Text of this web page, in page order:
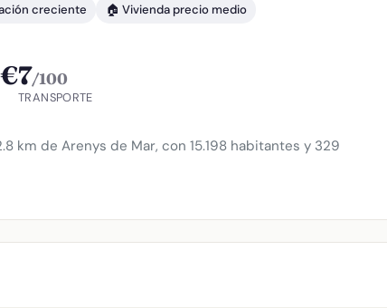
creciente
🏠 Vivienda precio medio
7/100
TRANSPORTE
km de Arenys de Mar, con 15.198 habitantes y 329